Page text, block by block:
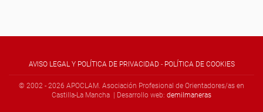
AVISO LEGAL Y POLÍTICA DE PRIVACIDAD- POLÍTICA DE COOKIES
© 2002 - 2026 APOCLAM. Asociación Profesional de Orientadores/as en
Castilla-La Mancha | Desarrollo web: demilmaneras